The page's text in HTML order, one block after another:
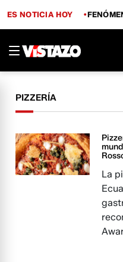
ES NOTICIA HOY
PIZZERÍA
La